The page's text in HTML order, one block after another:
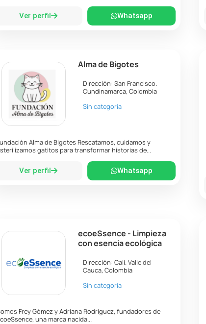
Ver perfil Whatsapp
Alma de Bigotes
Dirección:San Francisco.
Cundinamarca,Colombia
Sin categoría
Alma de Bigotes Rescatamos, cuidamos y
gatitos para transformar historias de...
Ver perfil Whatsapp
ecoeSsence - Limpieza
con esencia ecológica
Dirección:Cali.Valle del
Cauca,Colombia
Sin categoría
Frey Gómez y Adriana Rodríguez, fundadores de
una marca nacida...